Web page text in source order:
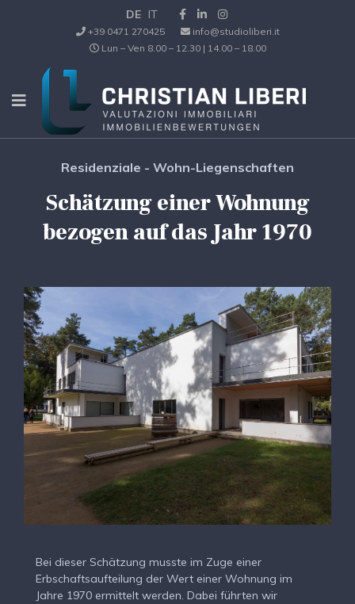
DE IT
+39 0471 270425
info@studioliberi.it
Lun – Ven 8.00 – 12.30 | 14.00 – 18.00
Residenziale - Wohn-Liegenschaften
Schätzung einer Wohnung
bezogen auf das Jahr 1970
Bei dieser Schätzung musste im Zuge einer
Erbschaftsaufteilung der Wert einer Wohnung im
Jahre 1970 ermittelt werden. Dabei führten wir